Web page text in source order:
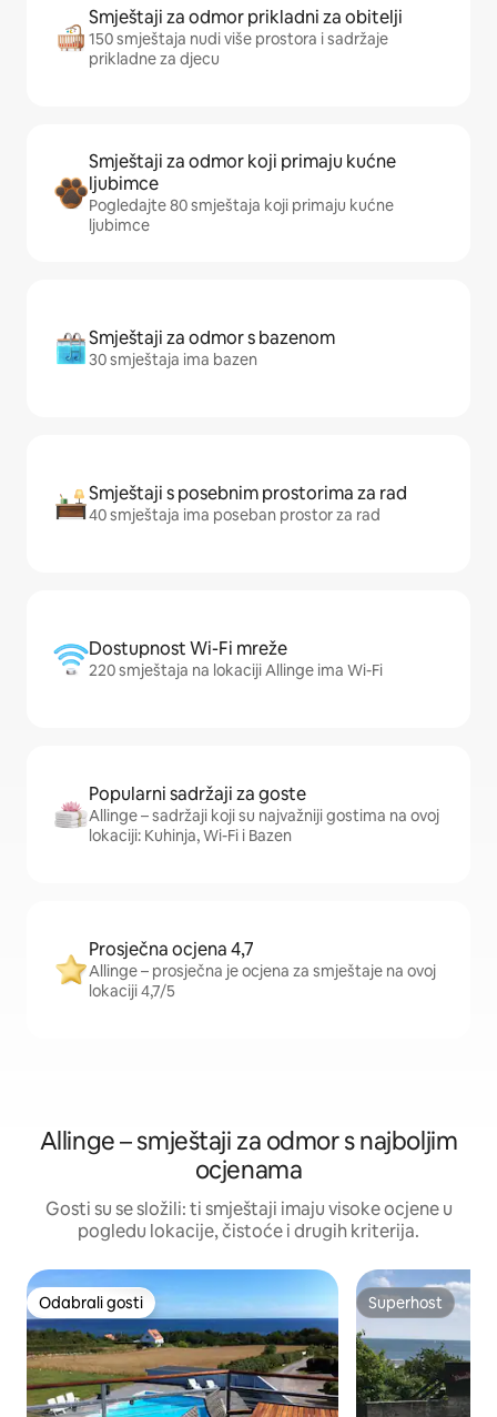
Smještaji za odmor prikladni za obitelji
150 smještaja nudi više prostora i sadržaje
prikladne za djecu
Smještaji za odmor koji primaju kućne
ljubimce
Pogledajte 80 smještaja koji primaju kućne
ljubimce
Smještaji za odmor s bazenom
30 smještaja ima bazen
Smještaji s posebnim prostorima za rad
40 smještaja ima poseban prostor za rad
Dostupnost Wi-Fi mreže
220 smještaja na lokaciji Allinge ima Wi-Fi
Popularni sadržaji za goste
Allinge – sadržaji koji su najvažniji gostima na ovoj
lokaciji: Kuhinja, Wi-Fi i Bazen
Prosječna ocjena 4,7
Allinge – prosječna je ocjena za smještaje na ovoj
lokaciji 4,7/5
Allinge – smještaji za odmor s najboljim
ocjenama
Gosti su se složili: ti smještaji imaju visoke ocjene u
pogledu lokacije, čistoće i drugih kriterija.
Odabrali gosti
Odabrali gosti Superhost
Superhost